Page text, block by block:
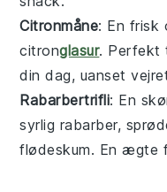
Citronmåne: En frisk
citronglasur. Perfekt
din dag, uanset
Rabarbertrifli: En
syrlig rabarber,
flødeskum. En ægte